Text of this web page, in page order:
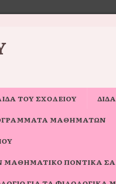
ΤΟΥ ΣΧΟΛΕΊΟΥ
ΜΑΘΗΜΑΤΩΝ
ΜΑΘΗΜΑΤΙΚΌ ΠΟΝΤΊΚΑ